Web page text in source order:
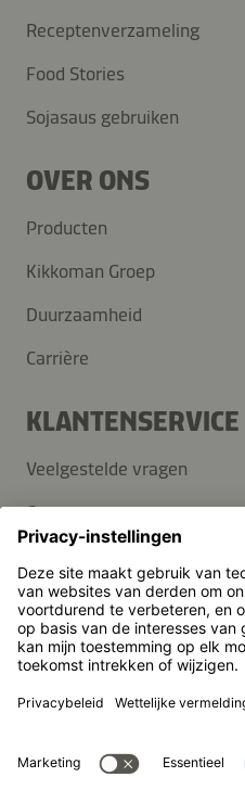
Receptenverzameling
Food Stories
Sojasaus gebruiken
OVER ONS
Producten
Kikkoman Groep
Duurzaamheid
Carrière
KLANTENSERVICE
Veelgestelde vragen
Contact
Pers
Kikkoman is een
Theodorstraße 180,
Opgenomen in het